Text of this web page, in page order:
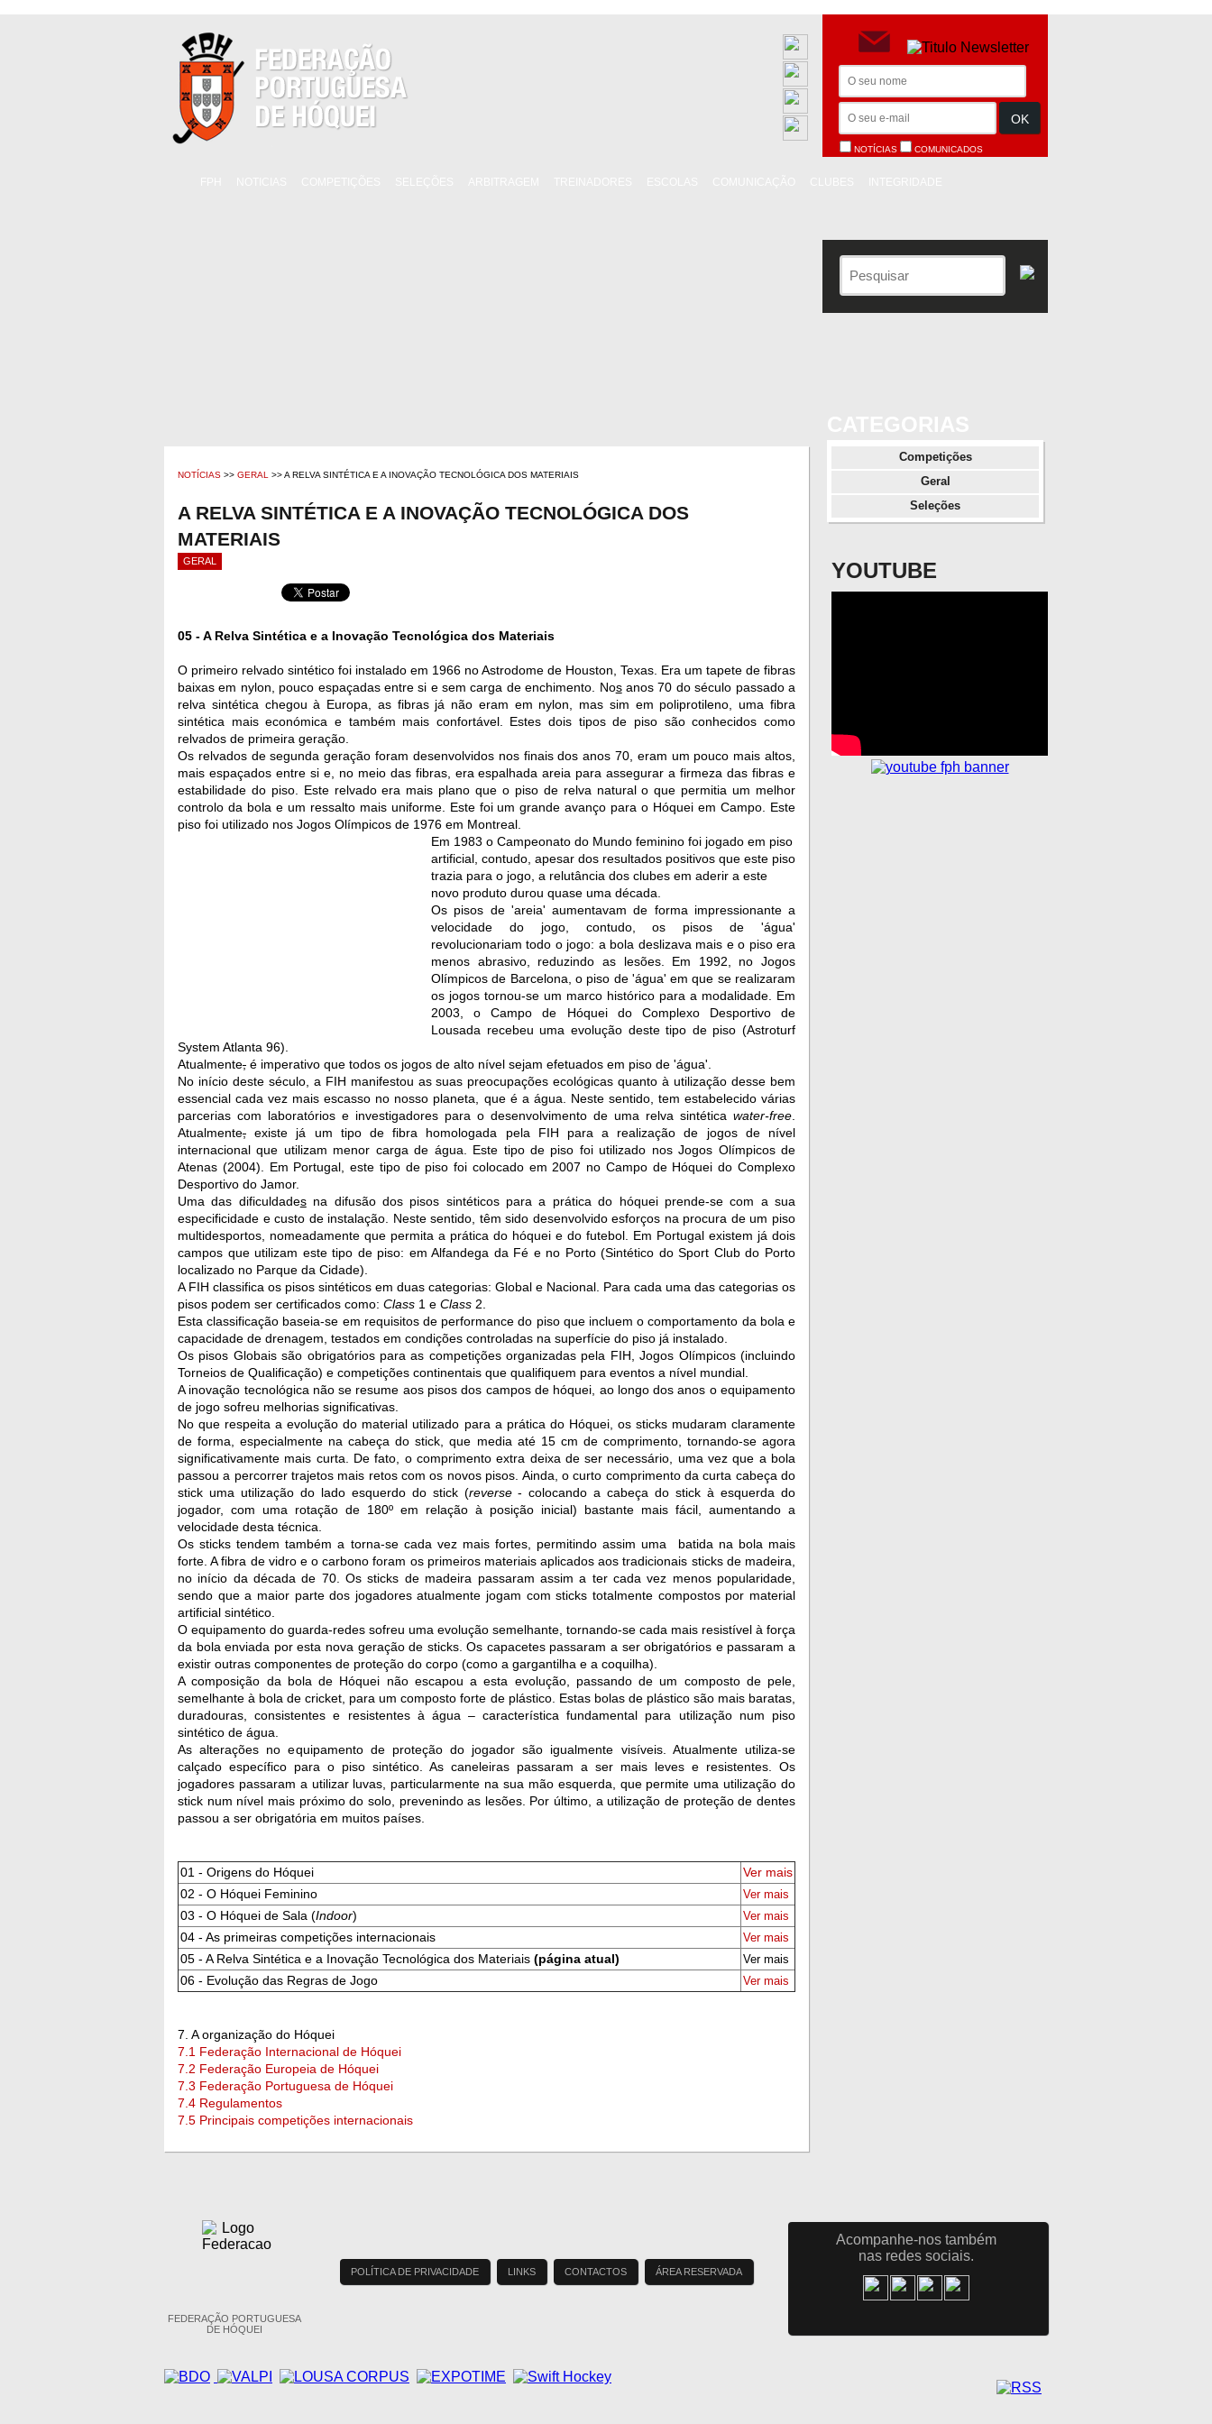
NOTÍCIAS COMUNICADOS
NOTÍCIAS >> GERAL >> A RELVA SINTÉTICA E A INOVAÇÃO TECNOLÓGICA DOS MATERIAIS
A RELVA SINTÉTICA E A INOVAÇÃO TECNOLÓGICA DOS
MATERIAIS
GERAL
05 - A Relva Sintética e a Inovação Tecnológica dos Materiais
O primeiro relvado sintético foi instalado em 1966 no Astrodome de Houston, Texas. Era um tapete de fibras
baixas em nylon, pouco espaçadas entre si e sem carga de enchimento. Nosanos 70 do século passado a
relva sintética chegou à Europa, as fibras já não eram em nylon, mas sim em poliprotileno, uma fibra
sintética mais económica e também mais confortável. Estes dois tipos de piso são conhecidos como
relvados de primeira geração.
Os relvados de segunda geração foram desenvolvidos nos finais dos anos 70, eram um pouco mais altos,
mais espaçados entre si e, no meio das fibras, era espalhada areia para assegurar a firmeza das fibras e
estabilidade do piso. Este relvado era mais plano que o piso de relva natural o que permitia um melhor
controlo da bola e um ressalto mais uniforme. Este foi um grande avanço para o Hóquei em Campo. Este
piso foi utilizado nos Jogos Olímpicos de 1976 em Montreal.
Em 1983 o Campeonato do Mundo feminino foi jogado em piso
artificial, contudo, apesar dos resultados positivos que este piso
trazia para o jogo, a relutância dos clubes em aderir a este
novo produto durou quase uma década.
Os pisos de 'areia' aumentavam de forma impressionante a
velocidade do jogo, contudo, os pisos de 'água'
revolucionariam todo o jogo: a bola deslizava mais e o piso era
menos abrasivo, reduzindo as lesões. Em 1992, no Jogos
Olímpicos de Barcelona, o piso de 'água' em que se realizaram
os jogos tornou-se um marco histórico para a modalidade. Em
2003, o Campo de Hóquei do Complexo Desportivo de
Lousada recebeu uma evolução deste tipo de piso (Astroturf
System Atlanta 96).
Atualmente, é imperativo que todos os jogos de alto nível sejam efetuados em piso de 'água'.
No início deste século, a FIH manifestou as suas preocupações ecológicas quanto à utilização desse bem
essencial cada vez mais escasso no nosso planeta, que é a água. Neste sentido, tem estabelecido várias
parcerias com laboratórios e investigadores para o desenvolvimento de uma relva sintética water-free
Atualmente, existe já um tipo de fibra homologada pela FIH para a realização de jogos de nível
internacional que utilizam menor carga de água. Este tipo de piso foi utilizado nos Jogos Olímpicos de
Atenas (2004). Em Portugal, este tipo de piso foi colocado em 2007 no Campo de Hóquei do Complexo
Desportivo do Jamor.
Uma das dificuldadesna difusão dos pisos sintéticos para a prática do hóquei prende-se com a sua
especificidade e custo de instalação. Neste sentido, têm sido desenvolvido esforços na procura de um piso
multidesportos, nomeadamente que permita a prática do hóquei e do futebol. Em Portugal existem já dois
campos que utilizam este tipo de piso: em Alfandega da Fé e no Porto (Sintético do Sport Club do Porto
localizado no Parque da Cidade).
A FIH classifica os pisos sintéticos em duas categorias: Global e Nacional. Para cada uma das categorias os
pisos podem ser certificados como: Class 1 e Class 2.
Esta classificação baseia-se em requisitos de performance do piso que incluem o comportamento da bola e
capacidade de drenagem, testados em condições controladas na superfície do piso já instalado.
Os pisos Globais são obrigatórios para as competições organizadas pela FIH, Jogos Olímpicos (incluindo
Torneios de Qualificação) e competições continentais que qualifiquem para eventos a nível mundial.
A inovação tecnológica não se resume aos pisos dos campos de hóquei, ao longo dos anos o equipamento
de jogo sofreu melhorias significativas.
No que respeita a evolução do material utilizado para a prática do Hóquei, os sticks mudaram claramente
de forma, especialmente na cabeça do stick, que media até 15 cm de comprimento, tornando-se agora
significativamente mais curta. De fato, o comprimento extra deixa de ser necessário, uma vez que a bola
passou a percorrer trajetos mais retos com os novos pisos. Ainda, o curto comprimento da curta cabeça do
stick uma utilização do lado esquerdo do stick (reverse- colocando a cabeça do stick à esquerda do
jogador, com uma rotação de 180º em relação à posição inicial) bastante mais fácil, aumentando a
velocidade desta técnica.
Os sticks tendem também a torna-se cada vez mais fortes, permitindo assim uma batida na bola mais
forte. A fibra de vidro e o carbono foram os primeiros materiais aplicados aos tradicionais sticks de madeira,
no início da década de 70. Os sticks de madeira passaram assim a ter cada vez menos popularidade,
sendo que a maior parte dos jogadores atualmente jogam com sticks totalmente compostos por material
artificial sintético.
O equipamento do guarda-redes sofreu uma evolução semelhante, tornando-se cada mais resistível à força
da bola enviada por esta nova geração de sticks. Os capacetes passaram a ser obrigatórios e passaram a
existir outras componentes de proteção do corpo (como a gargantilha e a coquilha).
A composição da bola de Hóquei não escapou a esta evolução, passando de um composto de pele,
semelhante à bola de cricket, para um composto forte de plástico. Estas bolas de plástico são mais baratas,
duradouras, consistentes e resistentes à água – característica fundamental para utilização num piso
sintético de água.
As alterações no equipamento de proteção do jogador são igualmente visíveis. Atualmente utiliza-se
calçado específico para o piso sintético. As caneleiras passaram a ser mais leves e resistentes. Os
jogadores passaram a utilizar luvas, particularmente na sua mão esquerda, que permite uma utilização do
stick num nível mais próximo do solo, prevenindo as lesões. Por último, a utilização de proteção de dentes
passou a ser obrigatória em muitos países.
01 - Origens do Hóquei
Ver mais
02 - O Hóquei Feminino
Ver mais
03 - O Hóquei de Sala (Indoor) Ver mais
04 - As primeiras competições internacionais Ver mais
05 - A Relva Sintética e a Inovação Tecnológica dos Materiais (página atual) Ver mais
06 - Evolução das Regras de Jogo Ver mais
7. A organização do Hóquei
7.1 Federação Internacional de Hóquei
7.2 Federação Europeia de Hóquei
7.3 Federação Portuguesa de Hóquei
7.4 Regulamentos
7.5 Principais competições internacionais
Competições
Geral
Seleções
YOUTUBE
FEDERAÇÃO PORTUGUESA
DE HÓQUEI
POLÍTICA DE PRIVACIDADE LINKS CONTACTOS ÁREA RESERVADA
Acompanhe-nos também
nas redes sociais.